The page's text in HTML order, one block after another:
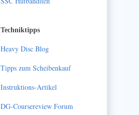
Techniktipps
Heavy Disc Blog
Tipps zum Scheibenkauf
Instruktions-Artikel
DG-Coursereview Forum